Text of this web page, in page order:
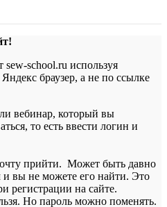
sew-school.ru используя
браузер, а не по ссылке
вебинар, который вы
то есть ввести логин и
прийти. Может быть давно
вы не можете его найти. Это
регистрации на сайте.
Но пароль можно поменять.